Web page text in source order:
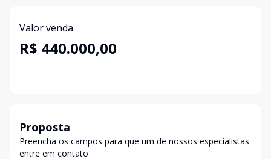
Valor venda
R$ 440.000,00
Proposta
Preencha os campos para que um de nossos especialistas
entre em contato